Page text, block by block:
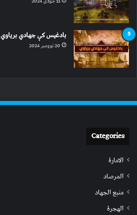
بادغیس کې جهادي بریاوي
20 نوومبر 2024
Categories
الامارة
المرصاد
منبع الجهاد
الهجرة